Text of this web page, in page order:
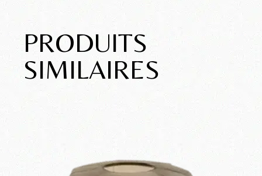
PRODUITS
SIMILAIRES